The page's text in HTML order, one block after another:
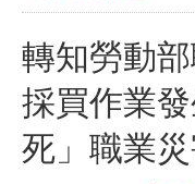
轉知勞動
採買作業
死」職業